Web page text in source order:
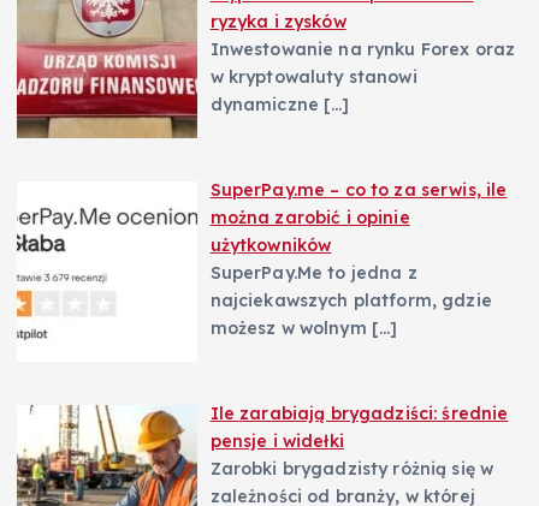
ryzyka i zysków
Inwestowanie na rynku Forex oraz
w kryptowaluty stanowi
dynamiczne […]
SuperPay.me – co to za serwis, ile
można zarobić i opinie
użytkowników
SuperPay.Me to jedna z
najciekawszych platform, gdzie
możesz w wolnym […]
Ile zarabiają brygadziści: średnie
pensje i widełki
Zarobki brygadzisty różnią się w
zależności od branży, w której